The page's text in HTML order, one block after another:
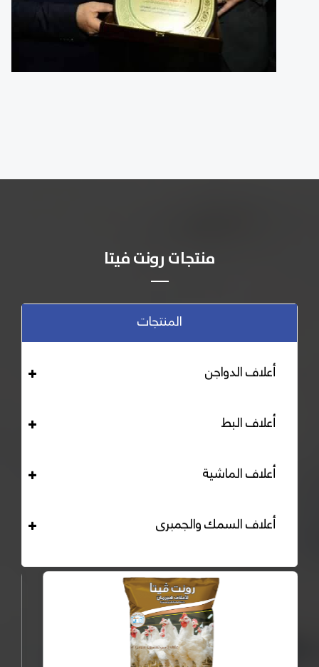
منتجات رونت فيتا
المنتجات
أعلاف الدواجن
أعلاف البط
أعلاف الماشية
أعلاف السمك والجمبرى